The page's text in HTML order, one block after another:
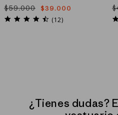
Precio
habitual
$59.000
Precio
de
$39.000
4.5
(12)
¿Tienes dudas?